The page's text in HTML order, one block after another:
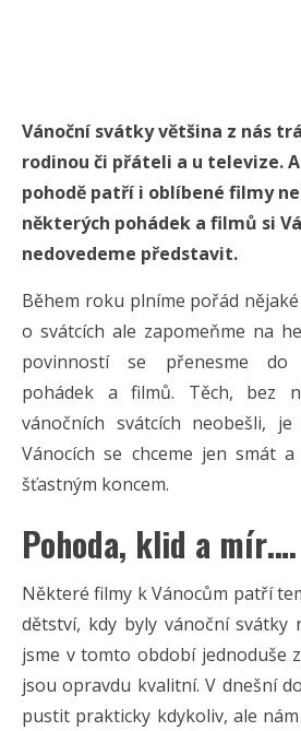
Vánoční svátky většina z nás
rodinou či přáteli a u televize.
pohodě patří i oblíbené filmy
některých pohádek a filmů si
nedovedeme představit.
Během roku plníme pořád
o svátcích ale zapomeňme na
povinností se přenesme do
pohádek a filmů. Těch, bez
vánočních svátcích neobešli,
Vánocích se chceme jen smát
šťastným koncem.
Pohoda, klid a mír….
Některé filmy k Vánocům patří
dětství, kdy byly vánoční svátky
jsme v tomto období jednoduše
jsou opravdu kvalitní. V dnešní
pustit prakticky kdykoliv, ale